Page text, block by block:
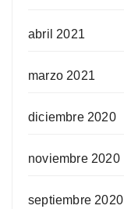
abril 2021
marzo 2021
diciembre 2020
noviembre 2020
septiembre 2020